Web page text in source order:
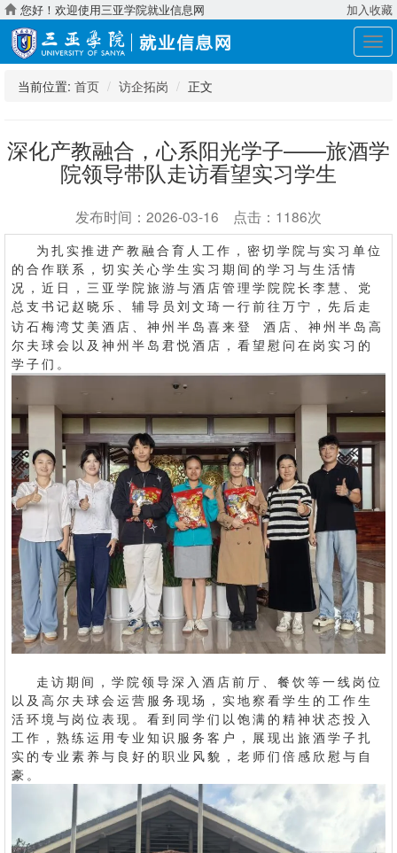
您好！欢迎使用三亚学院就业信息网 加入收藏
展
开
当前位置: 首页 访企拓岗 正文
深化产教融合，心系阳光学子——旅酒学
院领导带队走访看望实习学生
发布时间：2026-03-16 点击：1186次
为扎实推进产教融合育人工作，密切学院与实习单位
的合作联系，切实关心学生实习期间的学习与生活情
况，近日，三亚学院旅游与酒店管理学院院长李慧、党
总支书记赵晓乐、辅导员刘文琦一行前往万宁，先后走
访石梅湾艾美酒店、 神州半岛 喜来登
酒店、神州半岛高
尔夫球会以及神州半岛君悦酒店，看望慰问在岗实习的
学子们。
走访期间，学院领导深入酒店前厅、餐饮等一线岗位
以及高尔夫球会运营服务现场，实地察看学生的工作生
活环境与岗位表现。看到同学们以饱满的精神状态投入
工作，熟练运用专业知识服务客户，展现出旅酒学子扎
实的专业素养与良好的职业风貌，老师们倍感欣慰与自
豪。